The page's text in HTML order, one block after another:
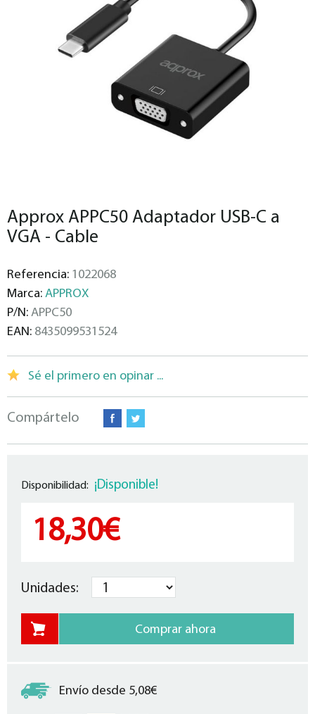
Approx APPC50 Adaptador USB-C a
VGA - Cable
Referencia: 1022068
Marca: APPROX
P/N: APPC50
EAN: 8435099531524
Sé el primero en opinar ...
Compártelo
Disponibilidad: ¡Disponible!
18,30€
Unidades:
Envío desde 5,08€